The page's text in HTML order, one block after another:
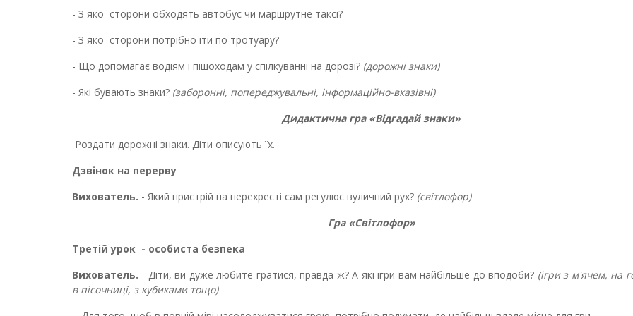
- З якої сторони обходять автобус чи маршрутне таксі?
- З якої сторони потрібно іти по тротуару?
- Що допомагає водіям і пішоходам у спілкуванні на дорозі? (дорожні знаки)
- Які бувають знаки? (заборонні, попереджувальні, інформаційно-вказівні)
Дидактична гра «Відгадай знаки»
Роздати дорожні знаки. Діти описують їх.
Дзвінок на перерву
Вихователь. - Який пристрій на перехресті сам регулює вуличний рух? (світлофор)
Гра «Світлофор»
Третій урок - особиста безпека
Вихователь. - Діти, ви дуже любите гратися, правда ж? А які ігри вам найбільше до вподоби? (ігри з м'ячем, на
в пісочниці, з кубиками тощо)